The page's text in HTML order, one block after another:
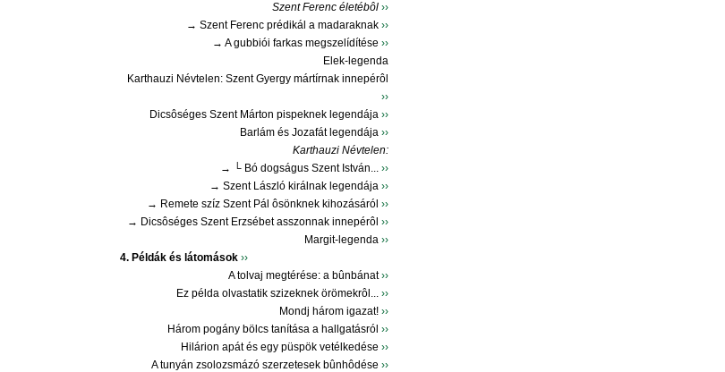
Szent Ferenc életébôl››
→ Szent Ferenc prédikál a madaraknak››
→ A gubbiói farkas megszelídítése››
Elek-legenda
Karthauzi Névtelen: Szent Gyergy mártírnak innepérôl
››
Dicsôséges Szent Márton pispeknek legendája››
Barlám és Jozafát legendája››
Karthauzi Névtelen:
→ └ Bó dogságus Szent István...››
→ Szent László királnak legendája››
→ Remete szíz Szent Pál ôsönknek kihozásáról››
→ Dicsôséges Szent Erzsébet asszonnak innepérôl››
Margit-legenda››
4. Példák és látomások››
A tolvaj megtérése: a bûnbánat››
Ez példa olvastatik szizeknek örömekrôl...››
Mondj három igazat!››
Három pogány bölcs tanítása a hallgatásról››
Hilárion apát és egy püspök vetélkedése››
A tunyán zsolozsmázó szerzetesek bûnhôdése››